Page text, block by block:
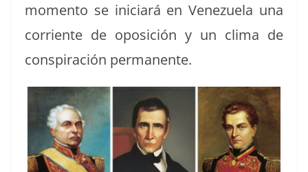
momen­to se ini­cia­rá en Venezuela una
cor­ri­ente de oposi­ción y un cli­ma de
con­spir­ación permanente.